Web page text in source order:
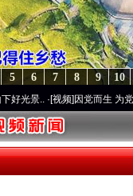
10
9
8
7
6
5
频]因党而生 为党而战——百